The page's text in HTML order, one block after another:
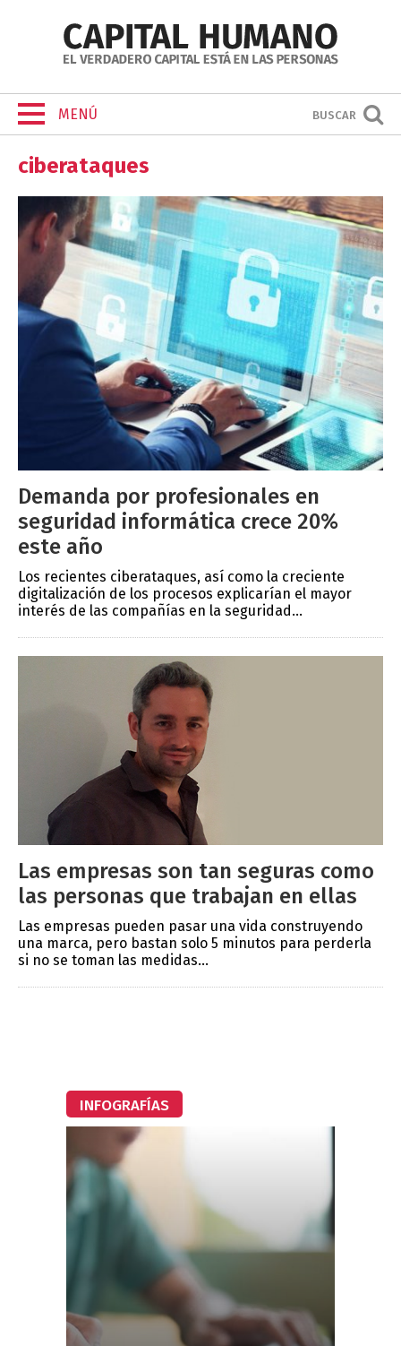
MENÚ BUSCAR
ciberataques
Demanda por profesionales en
seguridad informática crece 20%
este año
Los recientes ciberataques, así como la creciente
digitalización de los procesos explicarían el mayor
interés de las compañías en la seguridad...
Las empresas son tan seguras como
las personas que trabajan en ellas
Las empresas pueden pasar una vida construyendo
una marca, pero bastan solo 5 minutos para perderla
si no se toman las medidas...
INFOGRAFÍAS